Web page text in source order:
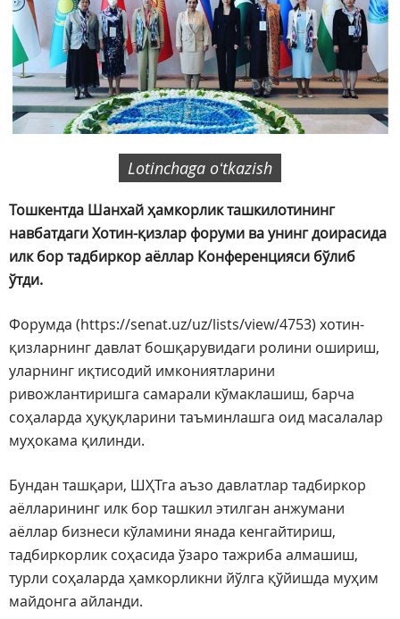
Lotinchaga oʻtkazish
Тошкентда Шанхай ҳамкорлик ташкилотининг
навбатдаги Хотин-қизлар форуми ва унинг доирасида
илк бор тадбиркор аёллар Конференцияси бўлиб
ўтди.
Форумда (https://senat.uz/uz/lists/view/4753) хотин-
қизларнинг давлат бошқарувидаги ролини ошириш,
уларнинг иқтисодий имкониятларини
ривожлантиришга самарали кўмаклашиш, барча
соҳаларда ҳуқуқларини таъминлашга оид масалалар
муҳокама қилинди.
Бундан ташқари, ШҲТга аъзо давлатлар тадбиркор
аёлларининг илк бор ташкил этилган анжумани
аёллар бизнеси кўламини янада кенгайтириш,
тадбиркорлик соҳасида ўзаро тажриба алмашиш,
турли соҳаларда ҳамкорликни йўлга қўйишда муҳим
майдонга айланди.